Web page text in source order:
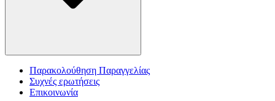
Παρακολούθηση Παραγγελίας
Συχνές ερωτήσεις
Επικοινωνία